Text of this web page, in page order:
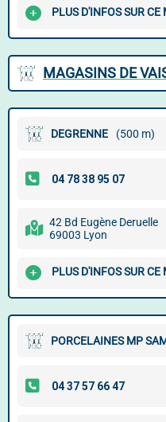
PLUS D'INFOS SUR CE
MAGASINS DE
DEGRENNE (500 m)
42 Bd Eugène Deruelle
69003 Lyon
PLUS D'INFOS SUR CE
PORCELAINES MP